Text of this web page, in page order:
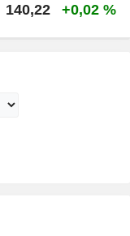
140,22 +0,02 %